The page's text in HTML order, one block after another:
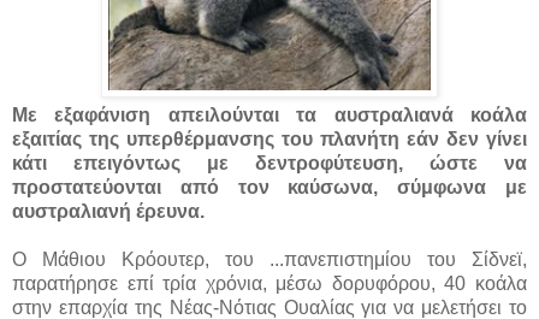
Με εξαφάνιση απειλούνται τα αυστραλιανά κοάλα
εξαιτίας της υπερθέρμανσης του πλανήτη εάν δεν γίνει
κάτι επειγόντως με δεντροφύτευση, ώστε να
προστατεύονται από τον καύσωνα, σύμφωνα με
αυστραλιανή έρευνα.
Ο Μάθιου Κρόουτερ, του ...πανεπιστημίου του Σίδνεϊ,
παρατήρησε επί τρία χρόνια, μέσω δορυφόρου, 40 κοάλα
στην επαρχία της Νέας-Νότιας Ουαλίας για να μελετήσει το